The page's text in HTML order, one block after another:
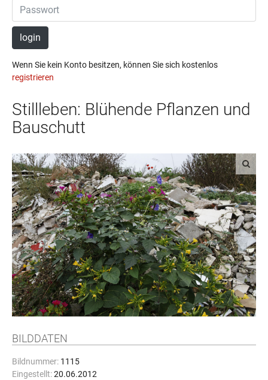
login
Wenn Sie kein Konto besitzen, können Sie sich kostenlos
registrieren
Stillleben: Blühende Pflanzen und
Bauschutt
BILDDATEN
Bildnummer: 1115
Eingestellt:20.06.2012